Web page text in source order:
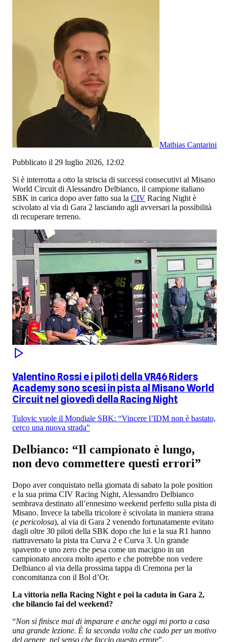
Mathias Cantarini
Pubblicato il 29 luglio 2026, 12:02
Si è interrotta a otto la striscia di successi consecutivi al Misano
World Circuit di Alessandro Delbianco, il campione italiano
SBK in carica dopo aver fatto sua la CIV Racing Night è
scivolato al via di Gara 2 lasciando agli avversari la possibilità
di recuperare terreno.
Valentino Rossi e i piloti della VR46 Riders
Academy sono scesi in pista al Misano World
Circuit nel giovedì della Racing Night
Tulovic vuole il Mondiale SBK: “Vincere l’IDM non è bastato,
cerco una nuova strada”
Delbianco: “Il campionato è lungo,
non devo commettere questi errori”
Dopo aver conquistato nella giornata di sabato la pole position
e la sua prima CIV Racing Night, Alessandro Delbianco
sembrava destinato all’ennesimo weekend perfetto sulla pista di
Misano. Invece la tabella tricolore è scivolata in maniera strana
(e pericolosa), al via di Gara 2 venendo fortunatamente evitato
dagli oltre 30 piloti della SBK dopo che lui e la sua R1 hanno
riattraversato la pista tra Curva 2 e Curva 3. Un grande
spavento e uno zero che pesa come un macigno in un
campionato ancora molto aperto e che potrebbe non vedere
Delbianco al via della prossima tappa di Cremona per la
concomitanza con il Bol d’Or.
La vittoria nella Racing Night e poi la caduta in Gara 2,
che bilancio fai del weekend?
“Non si finisce mai di imparare e anche oggi mi porto a casa
una grande lezione. È la seconda volta che cado per un motivo
del genere, nel senso che faccio questo errore”.